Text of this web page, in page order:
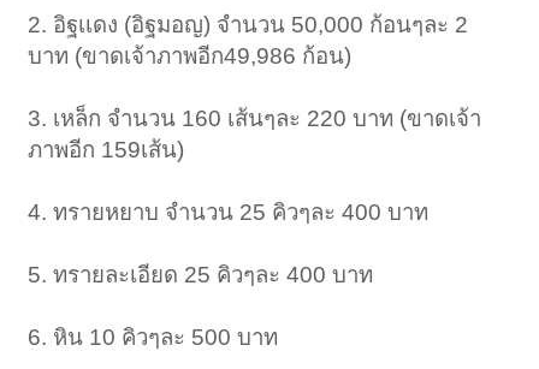
2. อิฐเเดง (อิฐมอญ) จำนวน 50,000 ก้อนๆละ 2
บาท (ขาดเจ้าภาพอีก49,986 ก้อน)
3. เหล็ก จำนวน 160 เส้นๆละ 220 บาท (ขาดเจ้า
ภาพอีก 159เส้น)
4. ทรายหยาบ จำนวน 25 คิวๆละ 400 บาท
5. ทรายละเอียด 25 คิวๆละ 400 บาท
6. หิน 10 คิวๆละ 500 บาท